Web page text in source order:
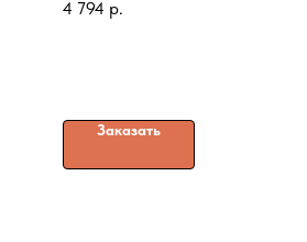
4 794 р.
Заказать